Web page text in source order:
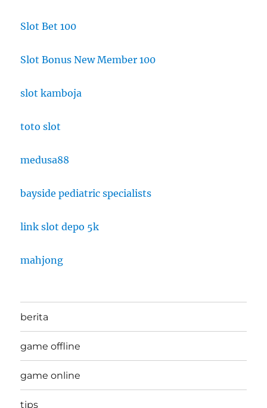
Slot Bet 100
Slot Bonus New Member 100
slot kamboja
toto slot
medusa88
bayside pediatric specialists
link slot depo 5k
mahjong
berita
game offline
game online
tips